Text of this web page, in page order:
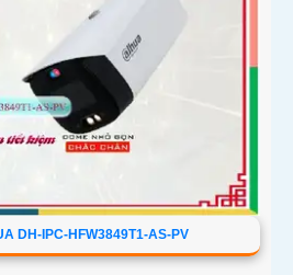
DH-IPC-HFW3849T1-AS-PV